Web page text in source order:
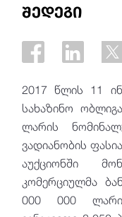
შედეგი
2017 წლის 11
სახაზინო
ლარის
ვადიანობის
აუქციონში
კომერციულმა
000 000